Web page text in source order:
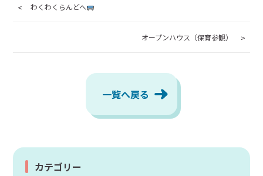
わくわくらんどへ
オープンハウス（保育参観）
一覧へ戻る
カテゴリー